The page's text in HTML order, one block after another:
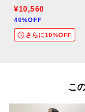
※照明の関係により、
¥10,560
40%OFF
さらに10%OFF
こ